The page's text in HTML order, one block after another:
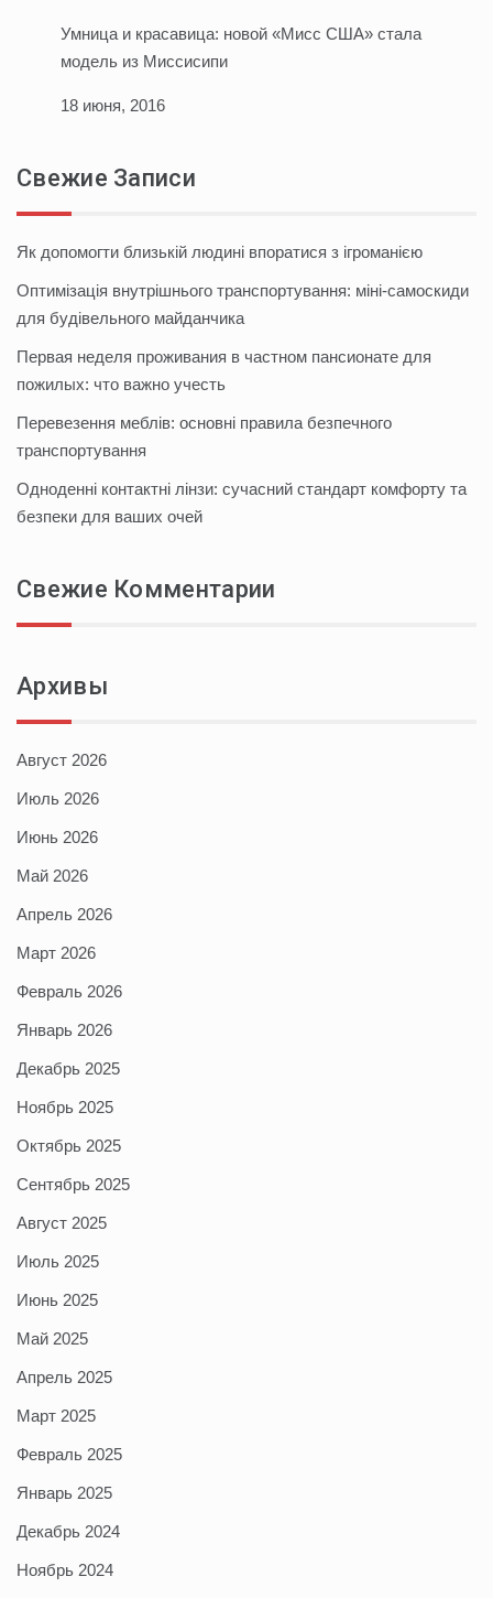
Умница и красавица: новой «Мисс США» стала
модель из Миссисипи
18 июня, 2016
Свежие Записи
Як допомогти близькій людині впоратися з ігроманією
Оптимізація внутрішнього транспортування: міні-самоскиди
для будівельного майданчика
Первая неделя проживания в частном пансионате для
пожилых: что важно учесть
Перевезення меблів: основні правила безпечного
транспортування
Одноденні контактні лінзи: сучасний стандарт комфорту та
безпеки для ваших очей
Свежие Комментарии
Архивы
Август 2026
Июль 2026
Июнь 2026
Май 2026
Апрель 2026
Март 2026
Февраль 2026
Январь 2026
Декабрь 2025
Ноябрь 2025
Октябрь 2025
Сентябрь 2025
Август 2025
Июль 2025
Июнь 2025
Май 2025
Апрель 2025
Март 2025
Февраль 2025
Январь 2025
Декабрь 2024
Ноябрь 2024